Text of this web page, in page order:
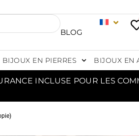
BLOG
BIJOUX EN PIERRES BIJOUX EN
INCLUSE POUR LES